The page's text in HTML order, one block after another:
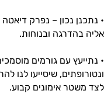
• נתכנן נכון – נפרק
אליה בהדרגה ובנוחות.
• נתייעץ עם גורמים
ונטורופתים, שיסייעו לנו
לצד משטר אימונים קבוע.